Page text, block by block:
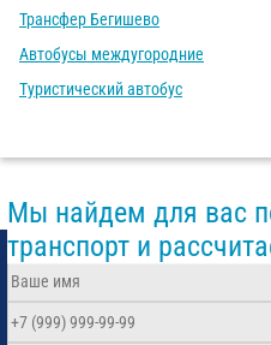
Трансфер Бегишево
Автобусы междугородние
Туристический автобус
Мы найдем для вас
транспорт и